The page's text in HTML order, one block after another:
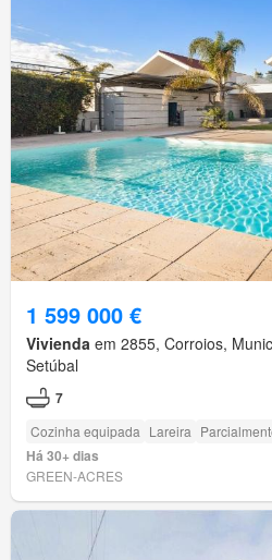
1 599 000 €
Vivienda em 2855, Corroios,
Setúbal
7
Cozinha equipada Lareira
Há 30+ dias
GREEN-ACRES